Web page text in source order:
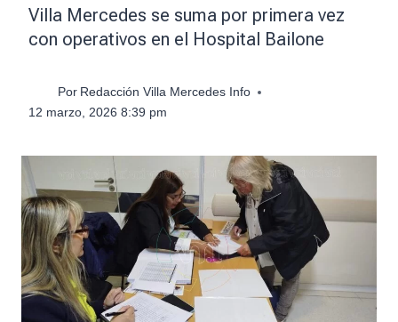
Villa Mercedes se suma por primera vez
con operativos en el Hospital Bailone
Por Redacción Villa Mercedes Info
12 marzo, 2026 8:39 pm